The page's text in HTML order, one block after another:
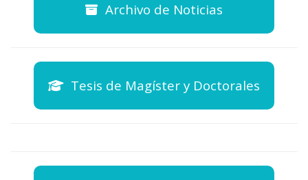
Archivo de Noticias
Tesis de Magíster y Doctorales